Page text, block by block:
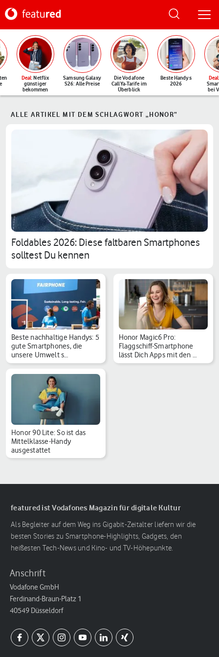
Deal: Netflix
günstiger
bekommen
Samsung Galaxy
S26: Alle Preise
Die Vodafone
CallYa-Tarife im
Überblick
Beste Handys
2026
Deal
bei
ALLE ARTIKEL MIT DEM SCHLAGWORT „HONOR“
Foldables 2026: Diese faltbaren Smartphones
solltest Du kennen
Beste nachhaltige Handys: 5
gute Smartphones, die
unsere Umwelt s…
Honor Magic6 Pro:
Flaggschiff-Smartphone
lässt Dich Apps mit den …
Honor 90 Lite: So ist das
Mittelklasse-Handy
ausgestattet
featured ist Vodafones Magazin für digitale Kultur
Als Begleiter auf dem Weg ins Gigabit-Zeitalter liefern wir die
besten Stories zu Smartphone-Highlights, Gadgets, den
heißesten Tech-News und Kino- und TV-Höhepunkte.
Anschrift
Vodafone GmbH
Ferdinand-Braun-Platz 1
40549 Düsseldorf